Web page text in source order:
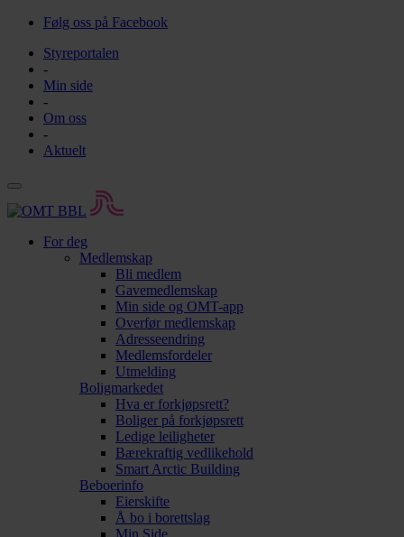
Følg oss på Facebook
Styreportalen
-
Min side
-
Om oss
-
Aktuelt
For deg
Medlemskap
Bli medlem
Gavemedlemskap
Min side og OMT-app
Overfør medlemskap
Adresseendring
Medlemsfordeler
Utmelding
Boligmarkedet
Hva er forkjøpsrett?
Boliger på forkjøpsrett
Ledige leiligheter
Bærekraftig vedlikehold
Smart Arctic Building
Beboerinfo
Eierskifte
Å bo i borettslag
Min Side